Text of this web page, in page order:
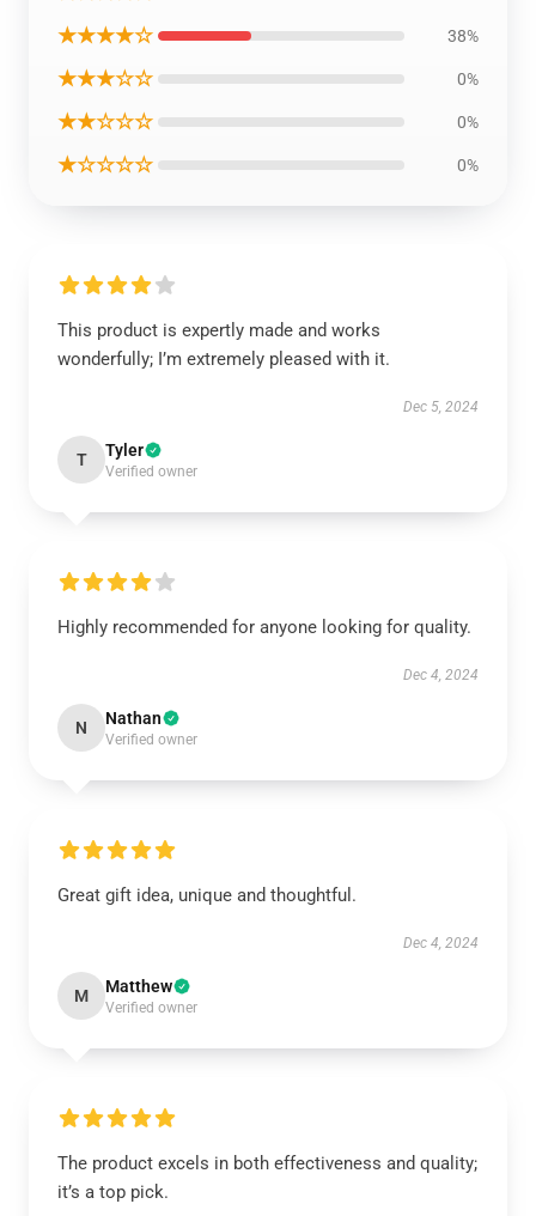
★★★★☆ 38%
★★★☆☆ 0%
★★☆☆☆ 0%
★☆☆☆☆ 0%
This product is expertly made and works
wonderfully; I’m extremely pleased with it.
Dec 5, 2024
T Tyler
Verified owner
Highly recommended for anyone looking for quality.
Dec 4, 2024
N Nathan
Verified owner
Great gift idea, unique and thoughtful.
Dec 4, 2024
M Matthew
Verified owner
The product excels in both effectiveness and quality;
it’s a top pick.